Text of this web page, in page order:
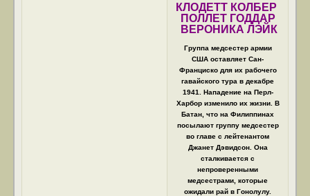
КЛОДЕТТ КОЛБЕР
ПОЛЛЕТ ГОДДАР
ВЕРОНИКА ЛЭЙК
Группа медсестер армии
США оставляет Сан-
Франциско для их рабочего
гавайского тура в декабре
1941. Нападение на Перл-
Харбор изменило их жизни. В
Батан, что на Филиппинах
посылают группу медсестер
во главе с лейтенантом
Джанет Дэвидсон. Она
сталкивается с
непроверенными
медсестрами, которые
ожидали рай в Гонолулу.